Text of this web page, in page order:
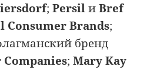
;PersilиBref
Consumer Brands;
бренд
Companies;Mary Kay